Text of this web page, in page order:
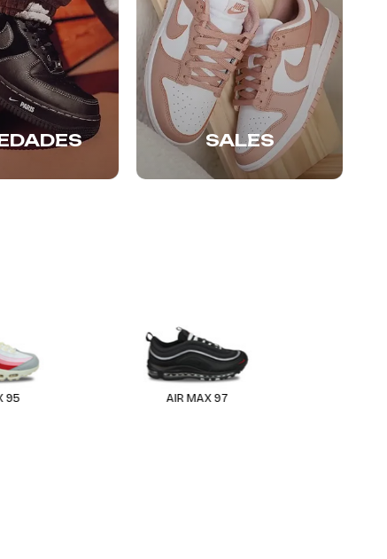
SALES
AIR MAX 97